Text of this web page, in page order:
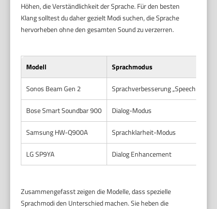
Höhen, die Verständlichkeit der Sprache. Für den besten
Klang solltest du daher gezielt Modi suchen, die Sprache
hervorheben ohne den gesamten Sound zu verzerren.
Modell Sprachmodus
Sonos Beam Gen 2 Sprachverbesserung „Speech
Bose Smart Soundbar 900 Dialog-Modus
Samsung HW-Q900A Sprachklarheit-Modus
LG SP9YA Dialog Enhancement
Zusammengefasst zeigen die Modelle, dass spezielle
Sprachmodi den Unterschied machen. Sie heben die